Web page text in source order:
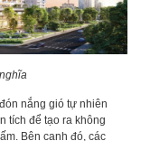
nắng gió tự nhiên
tích để tạo ra không
Bên cạnh đó, các